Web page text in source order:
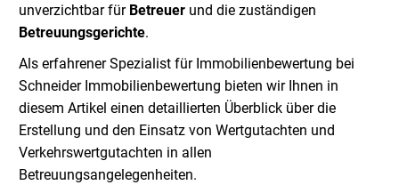
unverzichtbar für Betreuer und die zuständigen
Betreuungsgerichte.
Als erfahrener Spezialist für Immobilienbewertung bei
Schneider Immobilienbewertung bieten wir Ihnen in
diesem Artikel einen detaillierten Überblick über die
Erstellung und den Einsatz von Wertgutachten und
Verkehrswertgutachten in allen
Betreuungsangelegenheiten.